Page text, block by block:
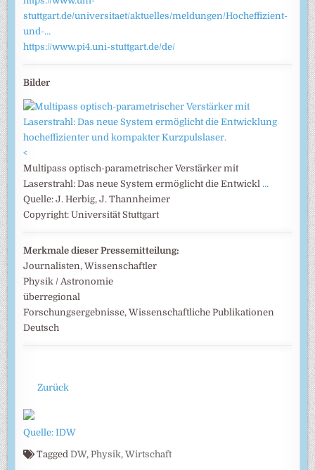
stuttgart.de/universitaet/aktuelles/meldungen/Hocheffizient-
und-…
https://www.pi4.uni-stuttgart.de/de/
Bilder
<
Multipass optisch-parametrischer Verstärker mit
Laserstrahl: Das neue System ermöglicht die Entwickl …
Quelle: J. Herbig, J. Thannheimer
Copyright: Universität Stuttgart
Merkmale dieser Pressemitteilung:
Journalisten, Wissenschaftler
Physik / Astronomie
überregional
Forschungsergebnisse, Wissenschaftliche Publikationen
Deutsch
Zurück
Quelle: IDW
TaggedDW,Physik,Wirtschaft